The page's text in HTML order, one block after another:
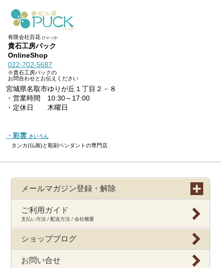
有限会社百花ひゃっか
貴石工房パック
OnlineShop
022-702-5687
※貴石工房パックの
お問合わせとお伝えください
宮城県名取市ゆりが丘１丁目２－８
・営業時間 10:30～17:00
・定休日 木曜日
・彩雲 さいうん
タンカ(仏画)と彫刻ペンダントの専門店
メールマガジン登録・解除
ご利用ガイド
支払い方法 / 配送方法 / 会社概要
ショップブログ
お問い合せ